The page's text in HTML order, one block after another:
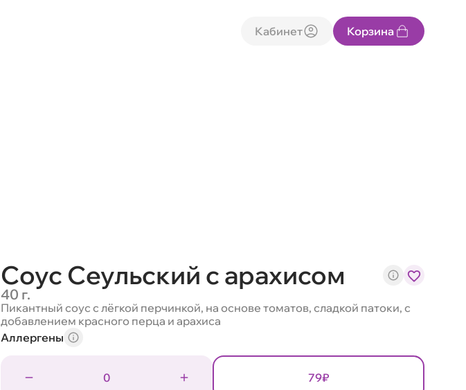
Кабинет Корзина
Соус Сеульский с арахисом
40 г.
Пикантный соус с лёгкой перчинкой, на основе томатов, сладкой патоки, с
добавлением красного перца и арахиса
Аллергены
0 79₽